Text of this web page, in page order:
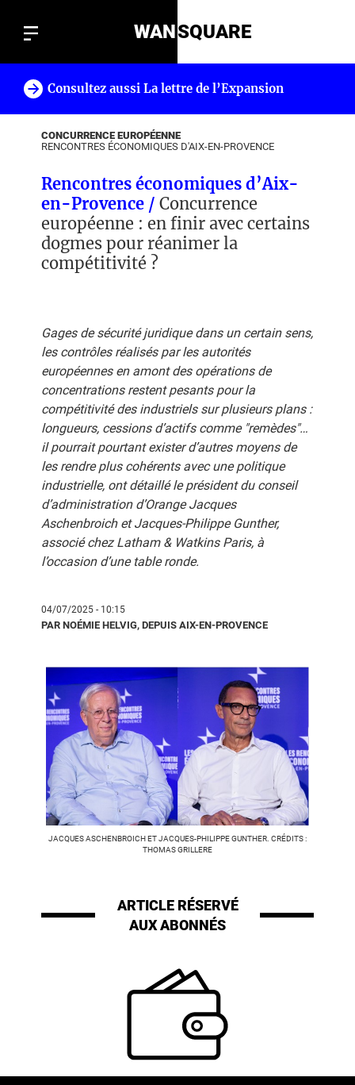
WANSQUARE
Consultez aussi La lettre de l’Expansion
CONCURRENCE EUROPÉENNE
RENCONTRES ÉCONOMIQUES D'AIX-EN-PROVENCE
Rencontres économiques d’Aix-
en-Provence / Concurrence
européenne : en finir avec certains
dogmes pour réanimer la
compétitivité ?
Gages de sécurité juridique dans un certain sens,
les contrôles réalisés par les autorités
européennes en amont des opérations de
concentrations restent pesants pour la
compétitivité des industriels sur plusieurs plans :
longueurs, cessions d’actifs comme "remèdes"…
il pourrait pourtant exister d’autres moyens de
les rendre plus cohérents avec une politique
industrielle, ont détaillé le président du conseil
d’administration d’Orange Jacques
Aschenbroich et Jacques-Philippe Gunther,
associé chez Latham & Watkins Paris, à
l’occasion d’une table ronde.
04/07/2025 - 10:15
PAR NOÉMIE HELVIG, DEPUIS AIX-EN-PROVENCE
JACQUES ASCHENBROICH ET JACQUES-PHILIPPE GUNTHER. CRÉDITS :
THOMAS GRILLERE
ARTICLE RÉSERVÉ
AUX ABONNÉS